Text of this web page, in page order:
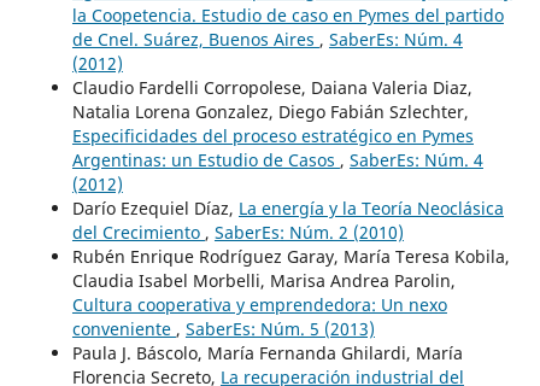
la Coopetencia. Estudio de caso en Pymes del partido
de Cnel. Suárez, Buenos Aires , SaberEs: Núm. 4
(2012)
Claudio Fardelli Corropolese, Daiana Valeria Diaz,
Natalia Lorena Gonzalez, Diego Fabián Szlechter,
Especificidades del proceso estratégico en Pymes
Argentinas: un Estudio de Casos , SaberEs: Núm. 4
(2012)
Darío Ezequiel Díaz, La energía y la Teoría Neoclásica
del Crecimiento , SaberEs: Núm. 2 (2010)
Rubén Enrique Rodríguez Garay, María Teresa Kobila,
Claudia Isabel Morbelli, Marisa Andrea Parolin,
Cultura cooperativa y emprendedora: Un nexo
conveniente , SaberEs: Núm. 5 (2013)
Paula J. Báscolo, María Fernanda Ghilardi, María
Florencia Secreto, La recuperación industrial del